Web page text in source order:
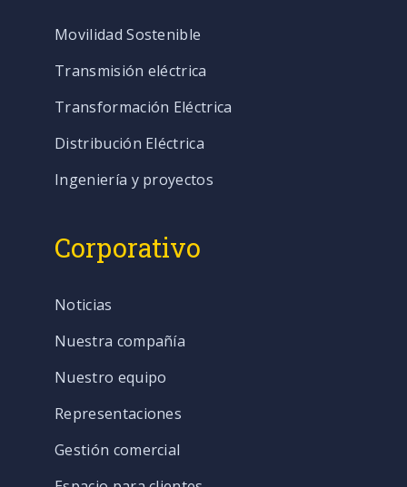
Movilidad Sostenible
Transmisión eléctrica
Transformación Eléctrica
Distribución Eléctrica
Ingeniería y proyectos
Corporativo
Noticias
Nuestra compañía
Nuestro equipo
Representaciones
Gestión comercial